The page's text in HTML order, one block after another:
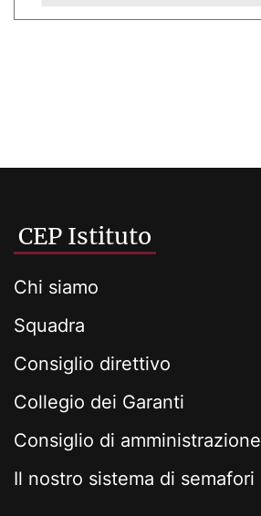
CEP Istituto
Chi siamo
Squadra
Consiglio direttivo
Collegio dei Garanti
Consiglio di amministrazione
Il nostro sistema di semafori